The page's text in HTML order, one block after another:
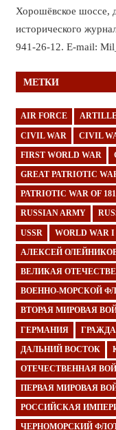
Хорошёвское шоссе,
исторического
941-26-12. E-mail:
МЕТКИ
AIR FORCE
CIVIL WAR CIVIL
FIRST WORLD WAR
GREAT PATRIOTIC
PATRIOTIC WAR OF
RUSSIAN ARMY
USSR WORLD WAR I
АЛЕКСЕЙ
ВЕЛИКАЯ
ВОЕННО-МОРСКОЙ
ВТОРАЯ МИРОВАЯ
ГЕРМАНИЯ
ДАЛЬНИЙ ВОСТОК
ОТЕЧЕСТВЕННАЯ
ПЕРВАЯ МИРОВАЯ
РОССИЙСКАЯ
ЧЕРНОМОРСКИЙ